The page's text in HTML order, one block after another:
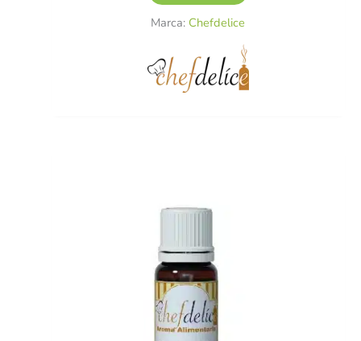
Marca: Chefdelice